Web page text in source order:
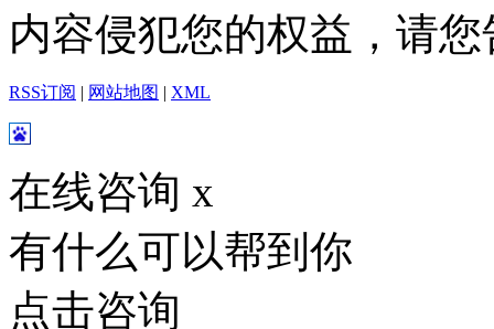
内容侵犯您的权益，请
RSS订阅 | 网站地图 | XML
在线咨询 x
有什么可以帮到你
点击咨询